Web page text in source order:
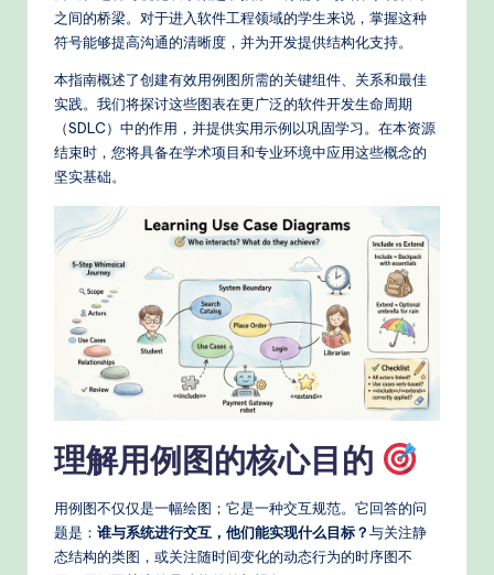
d
C
hi
o
e
A
之间的桥梁。对于进入软件工程领域的学生来说，掌握这种
符号能够提高沟通的清晰度，并为开发提供结构化支持。
本指南概述了创建有效用例图所需的关键组件、关系和最佳
实践。我们将探讨这些图表在更广泛的软件开发生命周期
（SDLC）中的作用，并提供实用示例以巩固学习。在本资源
结束时，您将具备在学术项目和专业环境中应用这些概念的
坚实基础。
理解用例图的核心目的
用例图不仅仅是一幅绘图；它是一种交互规范。它回答的问
题是： 谁与系统进行交互，他们能实现什么目标？与关注静
态结构的类图，或关注随时间变化的动态行为的时序图不